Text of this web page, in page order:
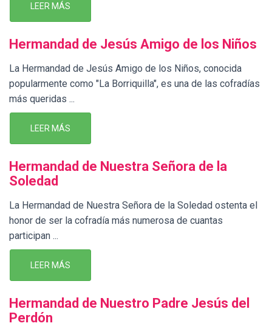
LEER MÁS
Hermandad de Jesús Amigo de los Niños
La Hermandad de Jesús Amigo de los Niños, conocida
popularmente como "La Borriquilla", es una de las cofradías
más queridas ...
LEER MÁS
Hermandad de Nuestra Señora de la
Soledad
La Hermandad de Nuestra Señora de la Soledad ostenta el
honor de ser la cofradía más numerosa de cuantas
participan ...
LEER MÁS
Hermandad de Nuestro Padre Jesús del
Perdón